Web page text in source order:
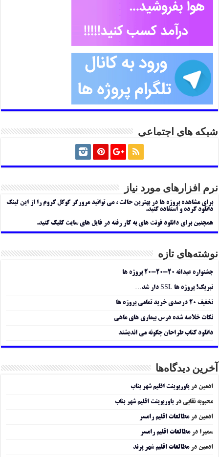
شبکه های اجتماعی
نرم افزارهای مورد نیاز
برای مشاهده پروژه ها در بهترین حالت ، می توانید مرورگر گوگل کروم را از این لینک
دانلود کرده و استفاده کنید.
همچنین برای دانلود فونت های به کار رفته در فایل های سایت کلیک کنید.
نوشته‌های تازه
جشنواره عیدانه ۲۰-۲۰-۲۰ پروژه ها
تبریک! پروژه ها SSL دار شد…
تخفیف ۲۰ درصدی خرید تمامی پروژه ها
نکات خلاصه شده درس بیماری های ماهی
دانلود کتاب طراحان چگونه می اندیشند
آخرین دیدگاه‌ها
ادمین درپاورپوینت اقلیم شهر بناب
محبوبه نقابی درپاورپوینت اقلیم شهر بناب
ادمین درمطالعات اقلیم رامسر
سمیرا درمطالعات اقلیم رامسر
ادمین درمطالعات اقلیم شهر پرند